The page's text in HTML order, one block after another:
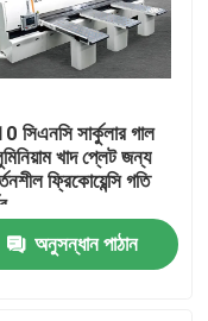
সিএনসি সার্কুলার গাল
খাদ প্লেট জন্য
ফ্রিকোয়েন্সি গতি
অনুসন্ধান পাঠান